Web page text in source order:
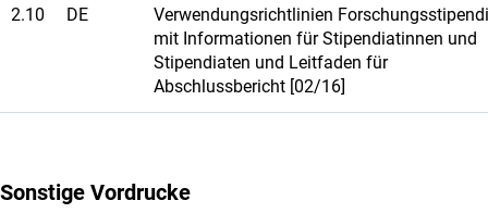
2.10 DE
Verwendungsrichtlinien
mit Informationen für Stipendiatinnen und
Stipendiaten und Leitfaden für
Abschlussbericht [02/16]
Sonstige Vordrucke